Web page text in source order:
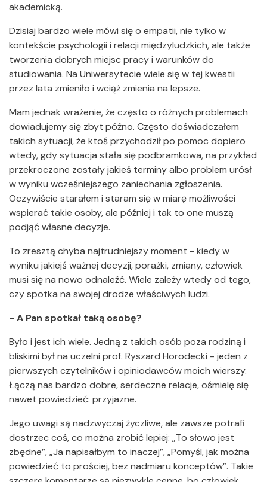
akademicką.
Dzisiaj bardzo wiele mówi się o empatii, nie tylko w
kontekście psychologii i relacji międzyludzkich, ale także
tworzenia dobrych miejsc pracy i warunków do
studiowania. Na Uniwersytecie wiele się w tej kwestii
przez lata zmieniło i wciąż zmienia na lepsze.
Mam jednak wrażenie, że często o różnych problemach
dowiadujemy się zbyt późno. Często doświadczałem
takich sytuacji, że ktoś przychodził po pomoc dopiero
wtedy, gdy sytuacja stała się podbramkowa, na przykład
przekroczone zostały jakieś terminy albo problem urósł
w wyniku wcześniejszego zaniechania zgłoszenia.
Oczywiście starałem i staram się w miarę możliwości
wspierać takie osoby, ale później i tak to one muszą
podjąć własne decyzje.
To zresztą chyba najtrudniejszy moment - kiedy w
wyniku jakiejś ważnej decyzji, porażki, zmiany, człowiek
musi się na nowo odnaleźć. Wiele zależy wtedy od tego,
czy spotka na swojej drodze właściwych ludzi.
- A Pan spotkał taką osobę?
Było i jest ich wiele. Jedną z takich osób poza rodziną i
bliskimi był na uczelni prof. Ryszard Horodecki - jeden z
pierwszych czytelników i opiniodawców moich wierszy.
Łączą nas bardzo dobre, serdeczne relacje, ośmielę się
nawet powiedzieć: przyjazne.
Jego uwagi są nadzwyczaj życzliwe, ale zawsze potrafi
dostrzec coś, co można zrobić lepiej: „To słowo jest
zbędne”, „Ja napisałbym to inaczej”, „Pomyśl, jak można
powiedzieć to prościej, bez nadmiaru konceptów”. Takie